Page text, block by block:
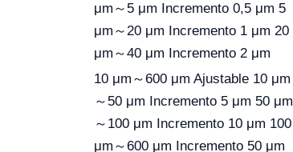
μm～5 μm Incremento 0,5 μm 5
μm～20 μm Incremento 1 μm 20
μm～40 μm Incremento 2 μm
10 μm～600 μm Ajustable 10 μm
～50 μm Incremento 5 μm 50 μm
～100 μm Incremento 10 μm 100
μm～600 μm Incremento 50 μm